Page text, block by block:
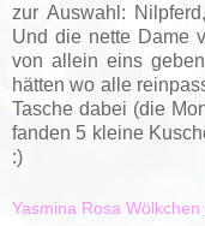
zur Auswahl:
Und die nette Dame
von allein eins
hätten wo alle
Tasche dabei (die
fanden 5 kleine
:)
Yasmina Rosa Wölkchen